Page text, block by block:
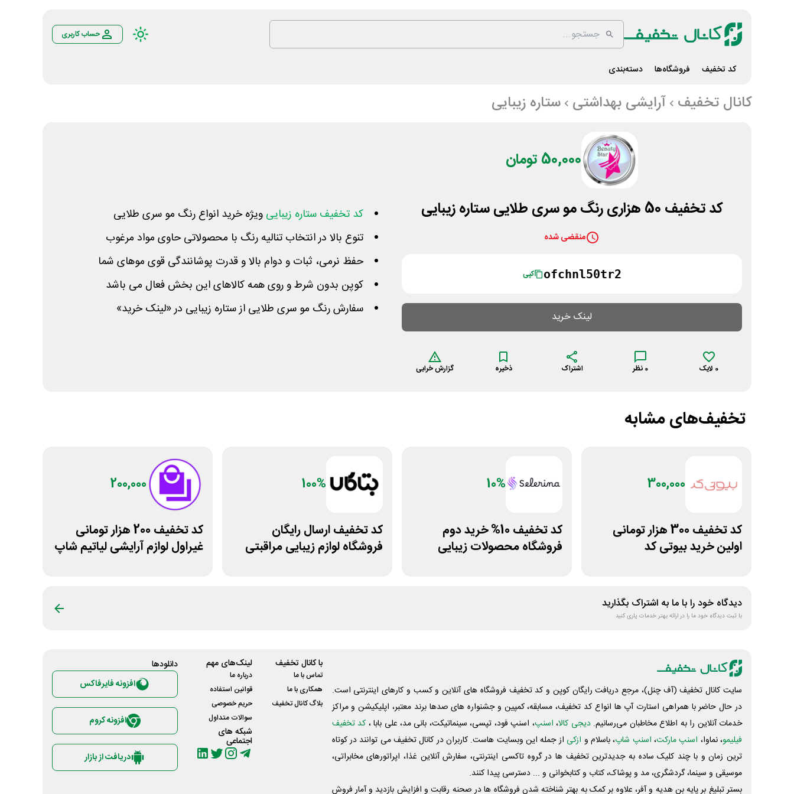
حساب کاربری
کد تخفیف فروشگاه‌ها دسته‌بندی
کانال تخفیف آرایشی بهداشتی ستاره زیبایی
50,000 تومان
کد تخفیف 50 هزاری رنگ مو سری طلایی ستاره زیبایی
منقضی شده
ofchnl50tr2 کپی
لینک خرید
0 لایک 0 نظر اشتراک ذخیره گزارش خرابی
کد تخفیف ستاره زیبایی ویژه خرید انواع رنگ مو سری طلایی
تنوع بالا در انتخاب تنالیه رنگ با محصولاتی حاوی مواد مرغوب
حفظ نرمی، ثبات و دوام بالا و قدرت پوشانندگی قوی موهای شما
کوپن بدون شرط و روی همه کالاهای این بخش فعال می باشد
سفارش رنگ مو سری طلایی از ستاره زیبایی در «لینک خرید»
تخفیف‌های مشابه
300,000
کد تخفیف 300 هزار تومانی
اولین خرید بیوتی کد
10%
کد تخفیف 10% خرید دوم
فروشگاه محصولات زیبایی
100%
کد تخفیف ارسال رایگان
فروشگاه لوازم زیبایی مراقبتی
200,000
کد تخفیف 200 هزار تومانی
غیراول لوازم آرایشی لیاتیم شاپ
دیدگاه خود را با ما به اشتراک بگذارید
با ثبت دیدگاه خود ما را در ارائه بهتر خدمات یاری کنید
سایت کانال تخفیف (آف چنل)، مرجع دریافت رایگان کوپن و کد تخفیف فروشگاه های آنلاین و کسب و‌ کارهای اینترنتی است.
در حال حاضر با همراهی استارت آپ ها انواع کد تخفیف، مسابقه، کمپین و جشنواره های صدها برند معتبر، اپلیکیشن و مراکز
خدمات آنلاین را به اطلاع مخاطبان می‌رسانیم. دیجی کالا، اسنپ، اسنپ فود، تپسی، سینماتیکت، بانی مد، علی‌ بابا ، کد تخفیف
فیلیمو، نماوا، اسنپ مارکت، اسنپ شاپ، باسلام و ازکی از جمله این وبسایت ‌هاست. کاربران در کانال تخفیف می توانند در کوتاه
ترین زمان و با چند کلیک ساده به جدیدترین تخفیف ها در گروه تاکسی اینترنتی، سفارش آنلاین غذا، اپراتورهای مخابراتی،
موسیقی و سینما، گردشگری، مد و پوشاک، کتاب و کتابخوانی و ... دسترسی پیدا کنند.
بستر تبلیغ بر پایه بن هدیه و آفر، علاوه بر کمک به بهتر شناخته شدن فروشگاه ها در صحنه رقابت و افزایش بازدید و آمار فروش
با کانال تخفیف
تماس با ما
همکاری با ما
بلاگ کانال تخفیف
لینک‌های مهم
درباره ما
قوانین استفاده
حریم خصوصی
سوالات متداول
شبکه های
اجتماعی
دانلود‌ها
افزونه فایرفاکس
افزونه کروم
دریافت از بازار